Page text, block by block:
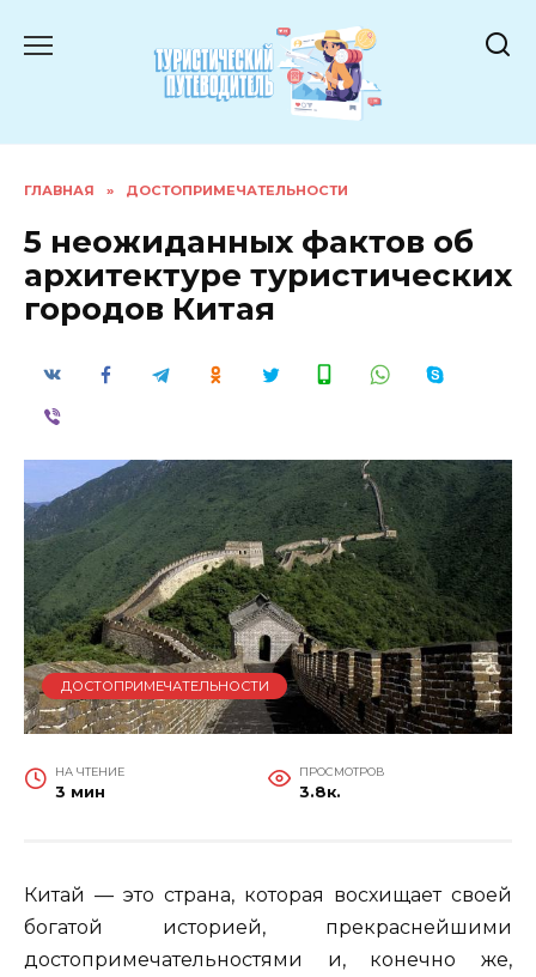
ГЛАВНАЯ » ДОСТОПРИМЕЧАТЕЛЬНОСТИ
5 неожиданных фактов об
архитектуре туристических
городов Китая
ДОСТОПРИМЕЧАТЕЛЬНОСТИ
НА ЧТЕНИЕ
3 мин
ПРОСМОТРОВ
3.8к.
Китай — это страна, которая восхищает своей
богатой историей, прекраснейшими
достопримечательностями и, конечно же,